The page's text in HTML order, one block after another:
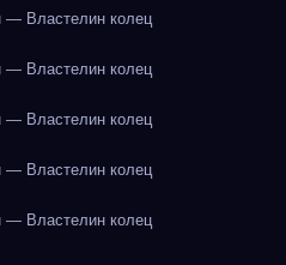
— Властелин колец
— Властелин колец
— Властелин колец
— Властелин колец
— Властелин колец